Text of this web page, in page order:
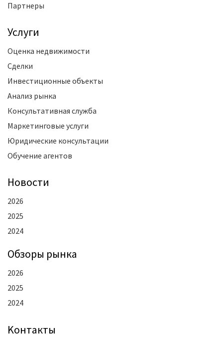
Партнеры
Услуги
Оценка недвижимости
Сделки
Инвестиционные объекты
Анализ рынка
Консультативная служба
Маркетинговые услуги
Юридические консультации
Обучение агентов
Новости
2026
2025
2024
Oбзоры рынка
2026
2025
2024
Kонтакты